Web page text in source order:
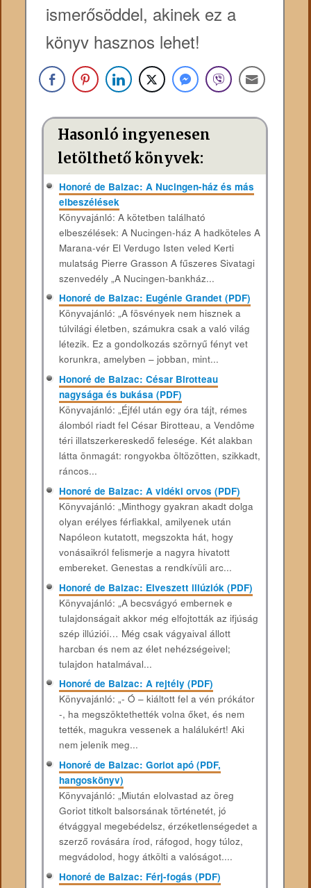
ismerősöddel, akinek ez a
könyv hasznos lehet!
Hasonló ingyenesen
letölthető könyvek:
Honoré de Balzac: A Nucingen-ház és más
elbeszélések
Könyvajánló: A kötetben található
elbeszélések: A Nucingen-ház A hadköteles A
Marana-vér El Verdugo Isten veled Kerti
mulatság Pierre Grasson A fűszeres Sivatagi
szenvedély „A Nucingen-bankház...
Honoré de Balzac: Eugénie Grandet (PDF)
Könyvajánló: „A fösvények nem hisznek a
túlvilági életben, számukra csak a való világ
létezik. Ez a gondolkozás szörnyű fényt vet
korunkra, amelyben – jobban, mint...
Honoré de Balzac: César Birotteau
nagysága és bukása (PDF)
Könyvajánló: „Éjfél után egy óra tájt, rémes
álomból riadt fel César Birotteau, a Vendôme
téri illatszerkereskedő felesége. Két alakban
látta önmagát: rongyokba öltözötten, szikkadt,
ráncos...
Honoré de Balzac: A vidéki orvos (PDF)
Könyvajánló: „Minthogy gyakran akadt dolga
olyan erélyes férfiakkal, amilyenek után
Napóleon kutatott, megszokta hát, hogy
vonásaikról felismerje a nagyra hivatott
embereket. Genestas a rendkívüli arc...
Honoré de Balzac: Elveszett illúziók (PDF)
Könyvajánló: „A becsvágyó embernek e
tulajdonságait akkor még elfojtották az ifjúság
szép illúziói… Még csak vágyaival állott
harcban és nem az élet nehézségeivel;
tulajdon hatalmával...
Honoré de Balzac: A rejtély (PDF)
Könyvajánló: „- Ó – kiáltott fel a vén prókátor
-, ha megszöktethették volna őket, és nem
tették, magukra vessenek a halálukért! Aki
nem jelenik meg...
Honoré de Balzac: Goriot apó (PDF,
hangoskönyv)
Könyvajánló: „Miután elolvastad az öreg
Goriot titkolt balsorsának történetét, jó
étvággyal megebédelsz, érzéketlenségedet a
szerző rovására írod, ráfogod, hogy túloz,
megvádolod, hogy átkölti a valóságot....
Honoré de Balzac: Férj-fogás (PDF)